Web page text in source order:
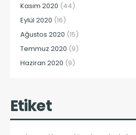
Kasım 2020 (44)
Eylül 2020 (16)
Ağustos 2020 (15)
Temmuz 2020 (9)
Haziran 2020 (9)
Etiket